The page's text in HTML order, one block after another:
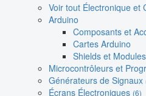
Voir tout Électronique et
Arduino
Composants et
Cartes Arduino
Shields et
Microcontrôleurs et
Générateurs de Signaux
Écrans Électroniques (6)